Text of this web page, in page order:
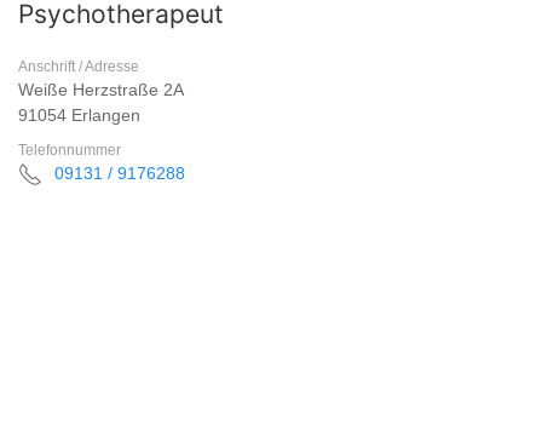
Psychotherapeut
Anschrift / Adresse
Weiße Herzstraße 2A
91054 Erlangen
Telefonnummer
09131 / 9176288